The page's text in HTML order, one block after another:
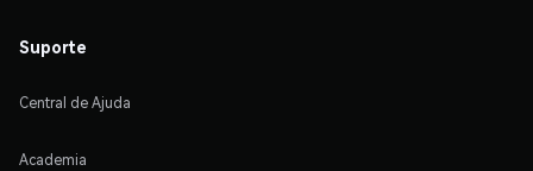
Suporte
Central de Ajuda
Academia